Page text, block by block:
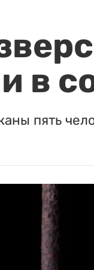
в
пять